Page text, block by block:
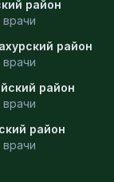
район
врачи
район
врачи
район
врачи
район
врачи